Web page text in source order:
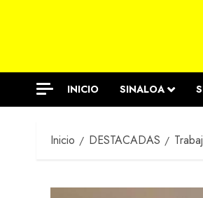
INICIO SINALOA
Inicio DESTACADAS